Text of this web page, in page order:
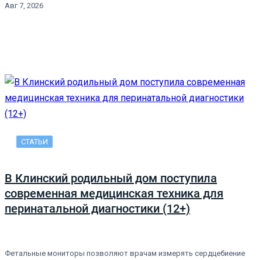
Авг 7, 2026
СТАТЬИ
В Клинский родильный дом поступила
современная медицинская техника для
перинатальной диагностики (12+)
Фетальные мониторы позволяют врачам измерять сердцебиение